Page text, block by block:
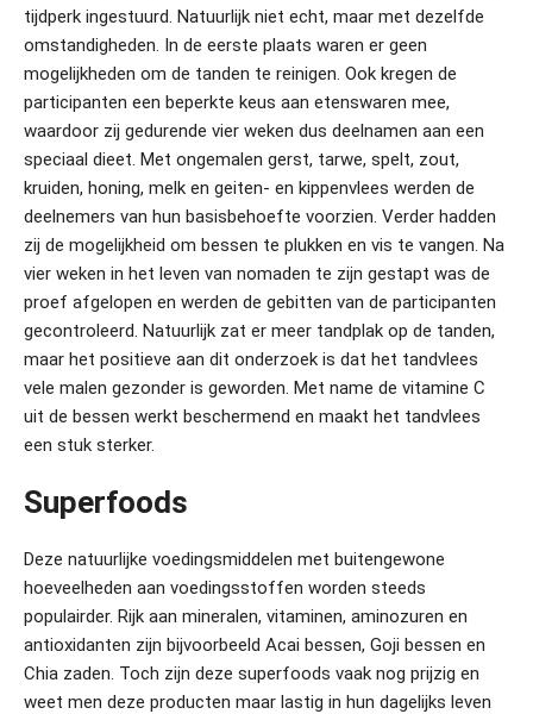
tijdperk ingestuurd. Natuurlijk niet echt, maar met dezelfde
omstandigheden. In de eerste plaats waren er geen
mogelijkheden om de tanden te reinigen. Ook kregen de
participanten een beperkte keus aan etenswaren mee,
waardoor zij gedurende vier weken dus deelnamen aan een
speciaal dieet. Met ongemalen gerst, tarwe, spelt, zout,
kruiden, honing, melk en geiten- en kippenvlees werden de
deelnemers van hun basisbehoefte voorzien. Verder hadden
zij de mogelijkheid om bessen te plukken en vis te vangen. Na
vier weken in het leven van nomaden te zijn gestapt was de
proef afgelopen en werden de gebitten van de participanten
gecontroleerd. Natuurlijk zat er meer tandplak op de tanden,
maar het positieve aan dit onderzoek is dat het tandvlees
vele malen gezonder is geworden. Met name de vitamine C
uit de bessen werkt beschermend en maakt het tandvlees
een stuk sterker.
Superfoods
Deze natuurlijke voedingsmiddelen met buitengewone
hoeveelheden aan voedingsstoffen worden steeds
populairder. Rijk aan mineralen, vitaminen, aminozuren en
antioxidanten zijn bijvoorbeeld Acai bessen, Goji bessen en
Chia zaden. Toch zijn deze superfoods vaak nog prijzig en
weet men deze producten maar lastig in hun dagelijks leven